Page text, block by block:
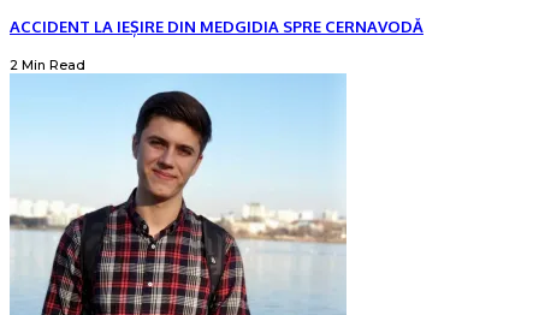
ACCIDENT LA IEȘIRE DIN MEDGIDIA SPRE CERNAVODĂ
2 Min Read